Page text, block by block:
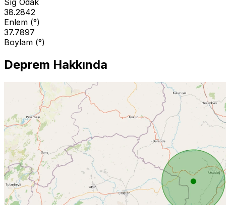
38.2842
Enlem (°)
37.7897
Boylam (°)
Deprem Hakkında